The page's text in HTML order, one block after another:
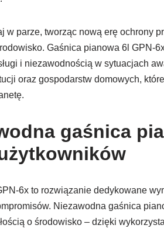
w parze, tworząc nową erę ochrony
Gaśnica pianowa 6l GPN-
i niezawodnością w sytuacjach
oraz gospodarstw domowych,
gaśnica
6x to rozwiązanie dedykowane
Niezawodna gaśnica
o środowisko – dzięki